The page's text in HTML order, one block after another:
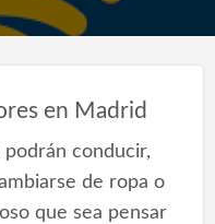
en Madrid
conducir,
de ropa o
que sea pensar